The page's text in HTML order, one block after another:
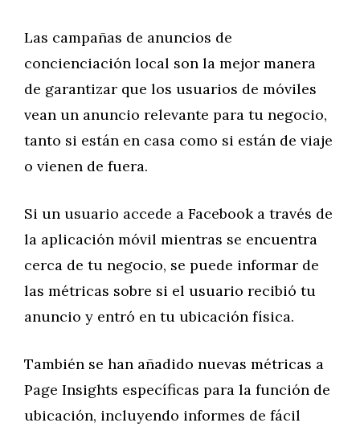
Las campañas de anuncios de
concienciación local son la mejor manera
de garantizar que los usuarios de móviles
vean un anuncio relevante para tu negocio,
tanto si están en casa como si están de viaje
o vienen de fuera.
Si un usuario accede a Facebook a través de
la aplicación móvil mientras se encuentra
cerca de tu negocio, se puede informar de
las métricas sobre si el usuario recibió tu
anuncio y entró en tu ubicación física.
También se han añadido nuevas métricas a
Page Insights específicas para la función de
ubicación, incluyendo informes de fácil